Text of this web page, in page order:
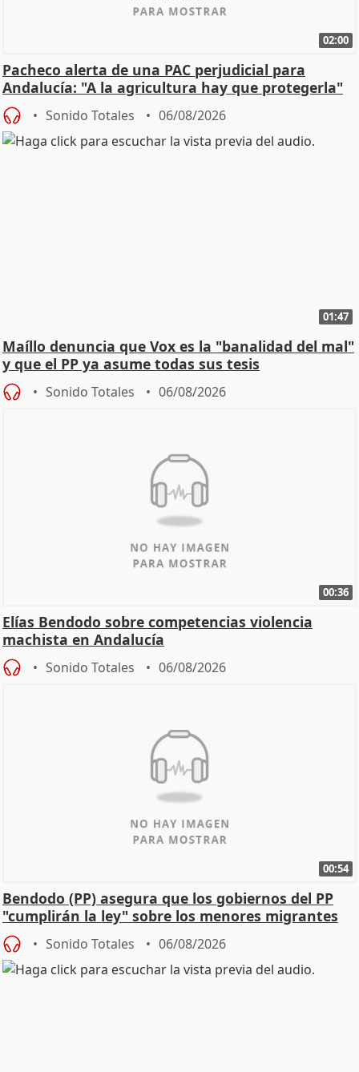
02:00
Pacheco alerta de una PAC perjudicial para
Andalucía: "A la agricultura hay que protegerla"
Sonido Totales 06/08/2026
01:47
Maíllo denuncia que Vox es la "banalidad del mal"
y que el PP ya asume todas sus tesis
Sonido Totales 06/08/2026
00:36
Elías Bendodo sobre competencias violencia
machista en Andalucía
Sonido Totales 06/08/2026
00:54
Bendodo (PP) asegura que los gobiernos del PP
"cumplirán la ley" sobre los menores migrantes
Sonido Totales 06/08/2026